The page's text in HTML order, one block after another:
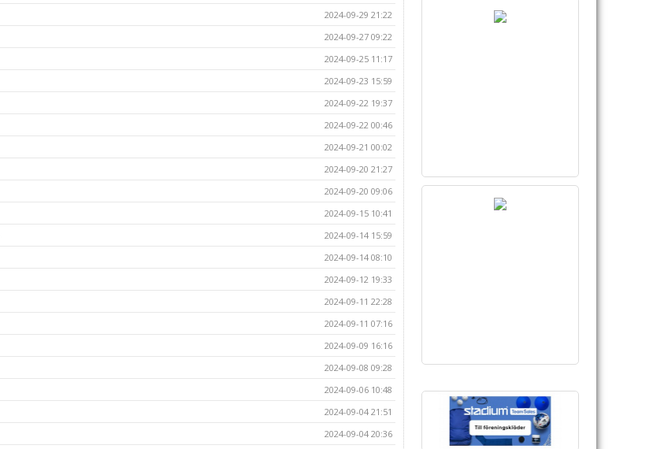
2024-09-29 21:22
2024-09-27 09:22
2024-09-25 11:17
2024-09-23 15:59
2024-09-22 19:37
2024-09-22 00:46
2024-09-21 00:02
2024-09-20 21:27
2024-09-20 09:06
2024-09-15 10:41
2024-09-14 15:59
2024-09-14 08:10
2024-09-12 19:33
2024-09-11 22:28
2024-09-11 07:16
2024-09-09 16:16
2024-09-08 09:28
2024-09-06 10:48
2024-09-04 21:51
2024-09-04 20:36